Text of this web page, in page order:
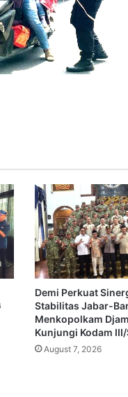
Demi Perkuat
Stabilitas Jabar-
Menkopolkam
Kunjungi Kodam
August 7, 2026